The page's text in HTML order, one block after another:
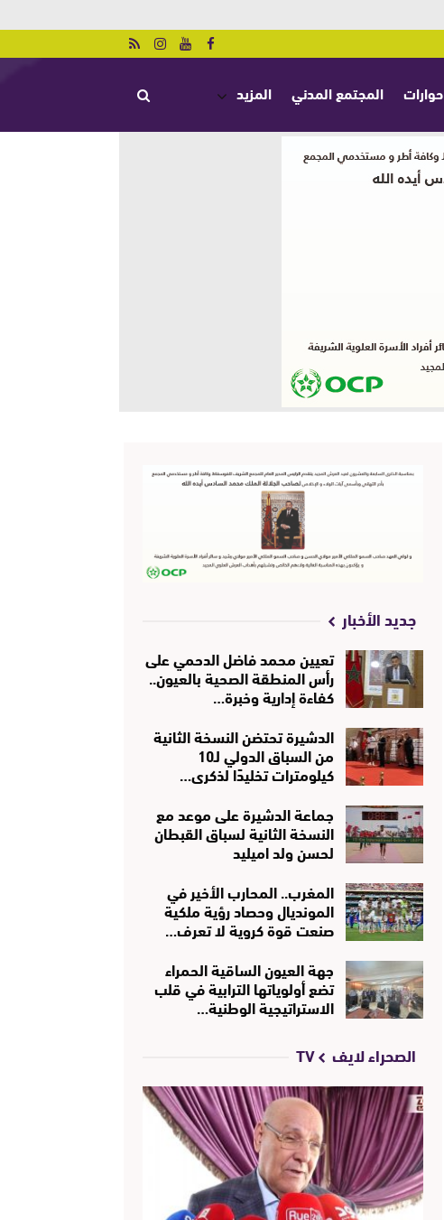
حوارات المجتمع المدني المزيد
جديد الأخبار
تعيين محمد فاضل الدحمي على
رأس المنطقة الصحية بالعيون..
كفاءة إدارية وخبرة…
الدشيرة تحتضن النسخة الثانية
من السباق الدولي لـ10
كيلومترات تخليدًا لذكرى…
جماعة الدشيرة على موعد مع
النسخة الثانية لسباق القبطان
لحسن ولد اميليد
المغرب.. المحارب الأخير في
المونديال وحصاد رؤية ملكية
صنعت قوة كروية لا تعرف…
جهة العيون الساقية الحمراء
تضع أولوياتها الترابية في قلب
الاستراتيجية الوطنية…
الصحراء لايف TV